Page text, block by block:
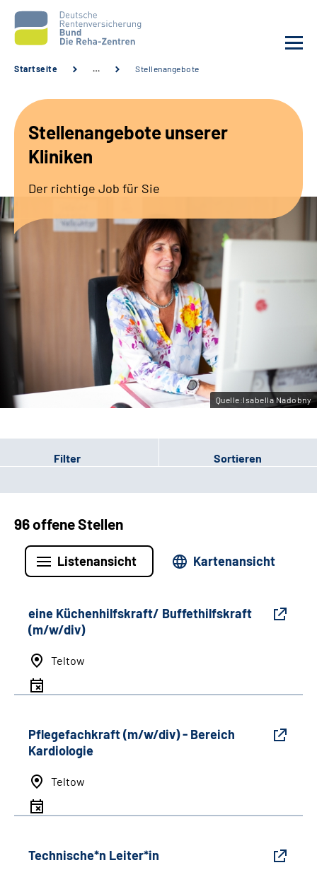
Unsere Kliniken
Sozialdienste & Zuweisende
Erweiterte Suche
Gebärdensprache
Leichte Sprache
Startseite … Stellenangebote
Stellenangebote unserer
Kliniken
Der richtige Job für Sie
Quelle:Isabella Nadobny
Filter Sortieren
96 offene Stellen
Listenansicht Kartenansicht
eine Küchenhilfskraft/ Buffethilfskraft
(m/w/div)
Teltow
Pflegefachkraft (m/w/div) - Bereich
Kardiologie
Teltow
Technische*n Leiter*in